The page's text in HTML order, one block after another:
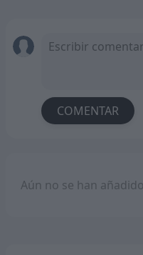
COMENTAR
Aún no se han